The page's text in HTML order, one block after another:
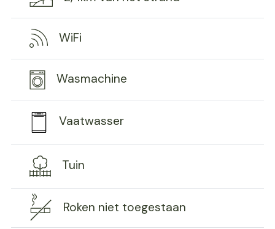
WiFi
Wasmachine
Vaatwasser
Tuin
Roken niet toegestaan